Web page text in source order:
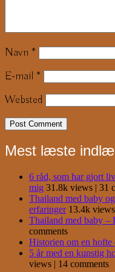
Navn *
E-mail *
Websted
Mest læste
6 råd, som har gjort
mig 31.8k views | 31
Thailand med baby
erfaringer 13.4k views
Thailand med baby –
comments
Historien om en hofte
5 år med en kunstig
views | 14 comments